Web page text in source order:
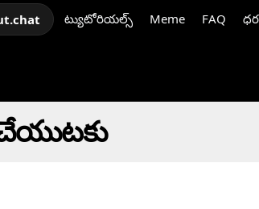
ట్యుటోరియల్స్ Meme FAQ